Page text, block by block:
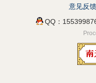
意见反馈
QQ：